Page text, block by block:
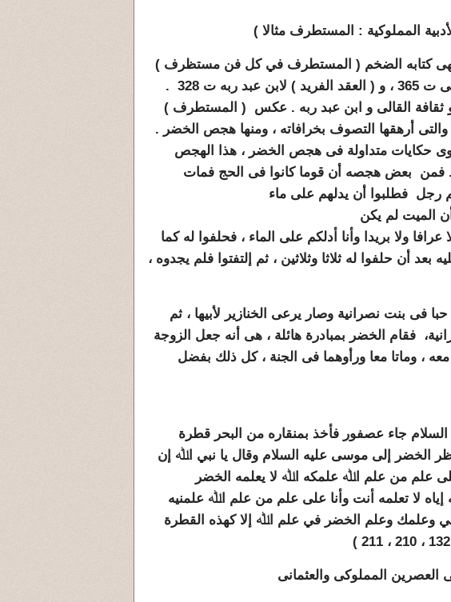
المملوكية : المستطرف مثالا )
كتابه الضخم ( ﺍﻟﻤﺴﺘﻄﺮﻑ ﻓﻲ ﻛﻞ ﻓﻦ ﻣﺴﺘﻈﺮﻑ )
على نسق (الأمالى ) لأبى على القالى ت 365 ، و ( العقد الفريد ) لابن عبد ربه ت 328 .
ثقافة القالى و ابن عبد ربه . عكس ( المستطرف )
أرهقها التصوف بخرافاته ، ومنها هجص الخضر .
حكايات متداولة فى هجص الخضر ، هذا الهجص
. فمن بعض هجصه أن قوما كانوا فى الحج فمات
رجل فطلبوا أن يدلهم على ماء
أن الميت لم يكن
ﻭﻻ ﺑﺮﻳﺪﺍ ﻭﺃﻧﺎ ﺃﺩﻟﻜﻢ ﻋﻠﻰ ﺍﻟﻤﺎء ، فحلفوا له كما
أن حلفوا له ثلاثا وثلاثين ، ثم إلتفتوا فلم يجدوه ،
فى بنت نصرانية وصار يرعى الخنازير لأبيها ، ثم
فقام الخضر بمبادرة هائلة ، هى أنه جعل الزوجة
، وماتا معا ورأوهما فى الجنة ، كل ذلك بفضل
ﺟﺎء ﻋﺼﻔﻮﺭ ﻓﺄﺧﺬ ﺑﻤﻨﻘﺎﺭﻩ ﻣﻦ ﺍﻟﺒﺤﺮ ﻗﻄﺮﺓ
ﺍﻟﺨﻀﺮ ﺇﻟﻰ ﻣﻮﺳﻰ ﻋﻠﻴﻪ ﺍﻟﺴﻼﻡ ﻭﻗﺎﻝ ﻳﺎ ﻧﺒﻲ ﺍﷲ ﺇﻥ
ﻋﻠﻢ ﻣﻦ ﻋﻠﻢ ﺍﷲ ﻋﻠﻤﻜﻪ ﺍﷲ ﻻ ﻳﻌﻠﻤﻪ ﺍﻟﺨﻀﺮ
ﻻ ﺗﻌﻠﻤﻪ ﺃﻧﺖ ﻭﺃﻧﺎ ﻋﻠﻰ ﻋﻠﻢ ﻣﻦ ﻋﻠﻢ ﺍﷲ ﻋﻠﻤﻨﻴﻪ
ﻭﻋﻠﻤﻚ ﻭﻋﻠﻢ ﺍﻟﺨﻀﺮ ﻓﻲ ﻋﻠﻢ ﺍﷲ ﺇﻻ ﻛﻬﺬﻩ ﺍﻟﻘﻄﺮﺓ
العصرين المملوكى والعثمانى